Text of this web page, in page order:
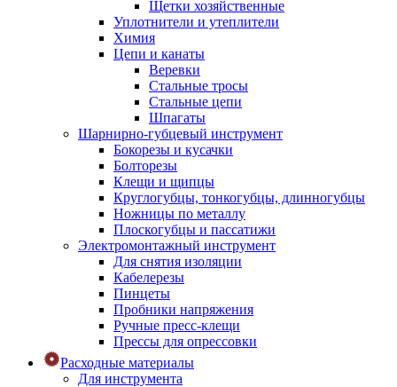
Щетки хозяйственные
Уплотнители и утеплители
Химия
Цепи и канаты
Веревки
Стальные тросы
Стальные цепи
Шпагаты
Шарнирно-губцевый инструмент
Бокорезы и кусачки
Болторезы
Клещи и щипцы
Круглогубцы, тонкогубцы, длинногубцы
Ножницы по металлу
Плоскогубцы и пассатижи
Электромонтажный инструмент
Для снятия изоляции
Кабелерезы
Пинцеты
Пробники напряжения
Ручные пресс-клещи
Прессы для опрессовки
Расходные материалы
Для инструмента